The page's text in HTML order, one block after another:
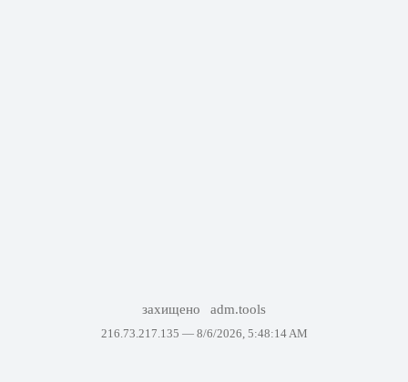
захищено adm.tools
216.73.217.135 — 8/6/2026, 5:48:14 AM